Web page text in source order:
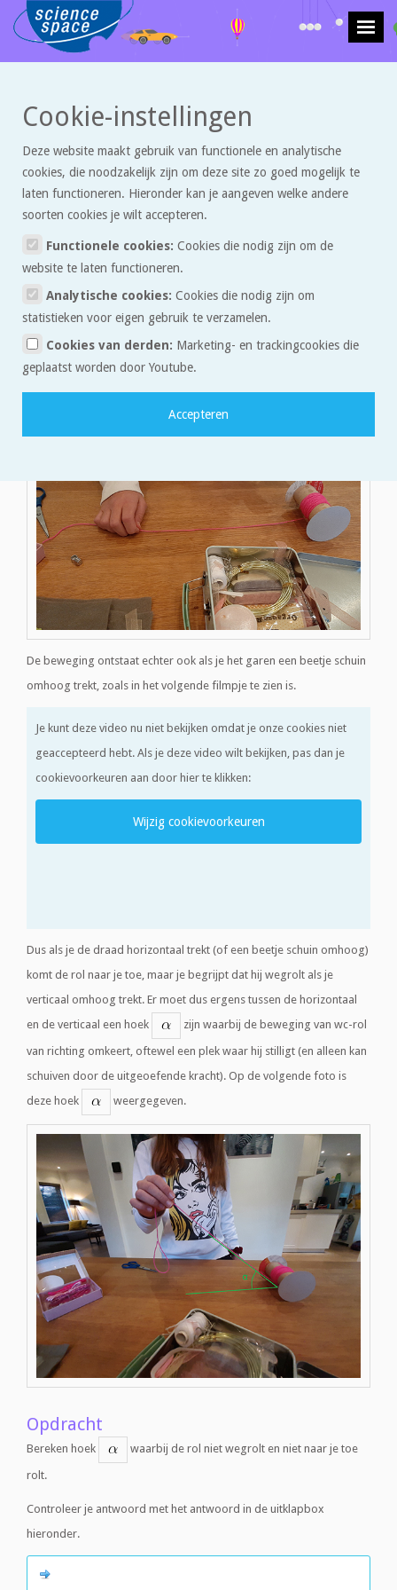
Krachten en beweging > Opgaven
Tot waar blijft de wc-rol je
verrassen?
In het artikelHoe een wc-rol je kan verrassenstaat een filmpje
van een klos garen dat op tafel ligt en waar geprobeerd wordt met
één hand een stuk garen af te rollen. Dit gaat mis, want het garen
wordt niet van de klos afgewikkeld maar juist opgewikkeld.
Hieronder zie je een foto van de situatie.
De beweging ontstaat echter ook als je het garen een beetje schuin
omhoog trekt, zoals in het volgende filmpje te zien is.
Je kunt deze video nu niet bekijken omdat je onze cookies niet
geaccepteerd hebt. Als je deze video wilt bekijken, pas dan je
cookievoorkeuren aan door hier te klikken:
Wijzig cookievoorkeuren
Dus als je de draad horizontaal trekt (of een beetje schuin omhoog)
komt de rol naar je toe, maar je begrijpt dat hij wegrolt als je
verticaal omhoog trekt. Er moet dus ergens tussen de horizontaal
en de verticaal een hoek
zijn waarbij de beweging van wc-rol
van richting omkeert, oftewel een plek waar hij stilligt (en alleen kan
schuiven door de uitgeoefende kracht). Op de volgende foto is
deze hoek
weergegeven.
Opdracht
Bereken hoek
waarbij de rol niet wegrolt en niet naar je toe
rolt.
Controleer je antwoord met het antwoord in de uitklapbox
hieronder.
Cookie-instellingen
Deze website maakt gebruik van functionele en analytische
cookies, die noodzakelijk zijn om deze site zo goed mogelijk te
laten functioneren. Hieronder kan je aangeven welke andere
soorten cookies je wilt accepteren.
Functionele cookies: Cookies die nodig zijn om de
website te laten functioneren.
Analytische cookies: Cookies die nodig zijn om
statistieken voor eigen gebruik te verzamelen.
Cookies van derden: Marketing- en trackingcookies die
geplaatst worden door Youtube.